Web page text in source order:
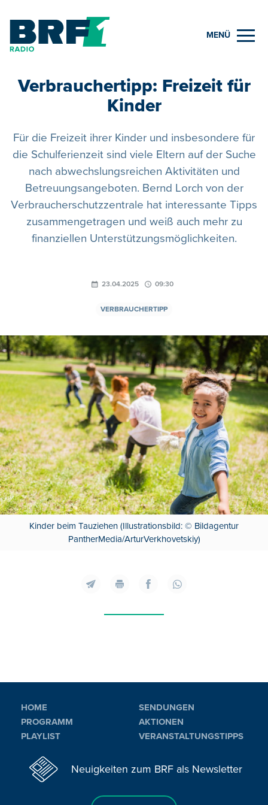
MENÜ
Verbrauchertipp: Freizeit für
Kinder
Für die Freizeit ihrer Kinder und insbesondere für
die Schulferienzeit sind viele Eltern auf der Suche
nach abwechslungsreichen Aktivitäten und
Betreuungsangeboten. Bernd Lorch von der
Verbraucherschutzzentrale hat interessante Tipps
zusammengetragen und weiß auch mehr zu
finanziellen Unterstützungsmöglichkeiten.
23.04.2025 09:30
VERBRAUCHERTIPP
Kinder beim Tauziehen (Illustrationsbild: © Bildagentur
PantherMedia/ArturVerkhovetskiy)
HOME
PROGRAMM
PLAYLIST
SENDUNGEN
AKTIONEN
VERANSTALTUNGSTIPPS
Neuigkeiten zum BRF als Newsletter